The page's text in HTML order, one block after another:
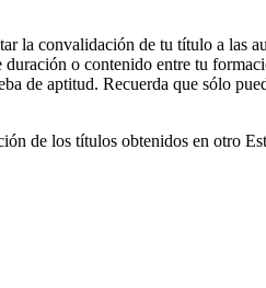
la convalidación de tu título a las
o contenido entre tu
de aptitud. Recuerda que sólo
de los títulos obtenidos en otro